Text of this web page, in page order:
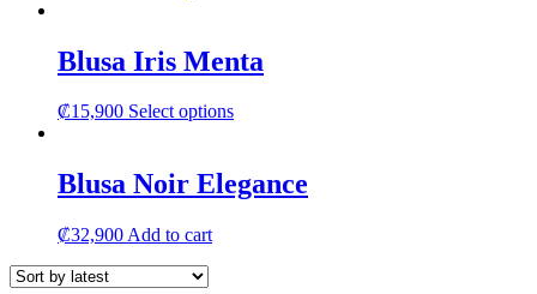
multiple
variants.
options
chosen
on
Blusa Iris Menta
₡15,900 Select optionsThis
multiple
variants.
Blusa Noir Elegance
₡32,900 Add to cart